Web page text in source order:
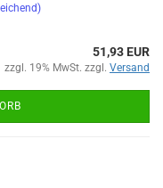
51,93 EUR
zzgl. 19% MwSt. zzgl. Versand